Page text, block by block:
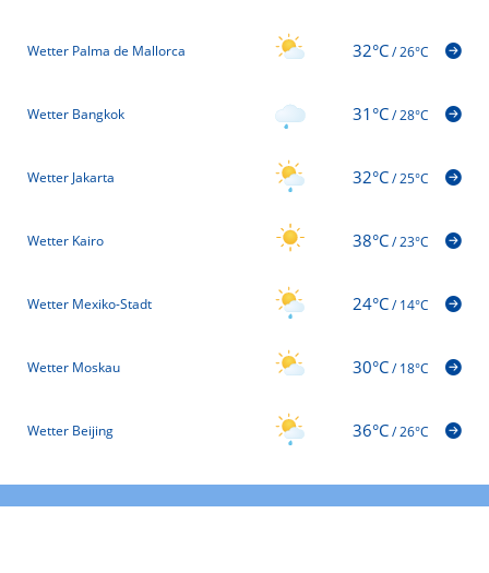
Wetter Palma de Mallorca 32°C/26°C
Wetter Bangkok 31°C/28°C
Wetter Jakarta 32°C/25°C
Wetter Kairo 38°C/23°C
Wetter Mexiko-Stadt 24°C/14°C
Wetter Moskau 30°C/18°C
Wetter Beijing 36°C/26°C